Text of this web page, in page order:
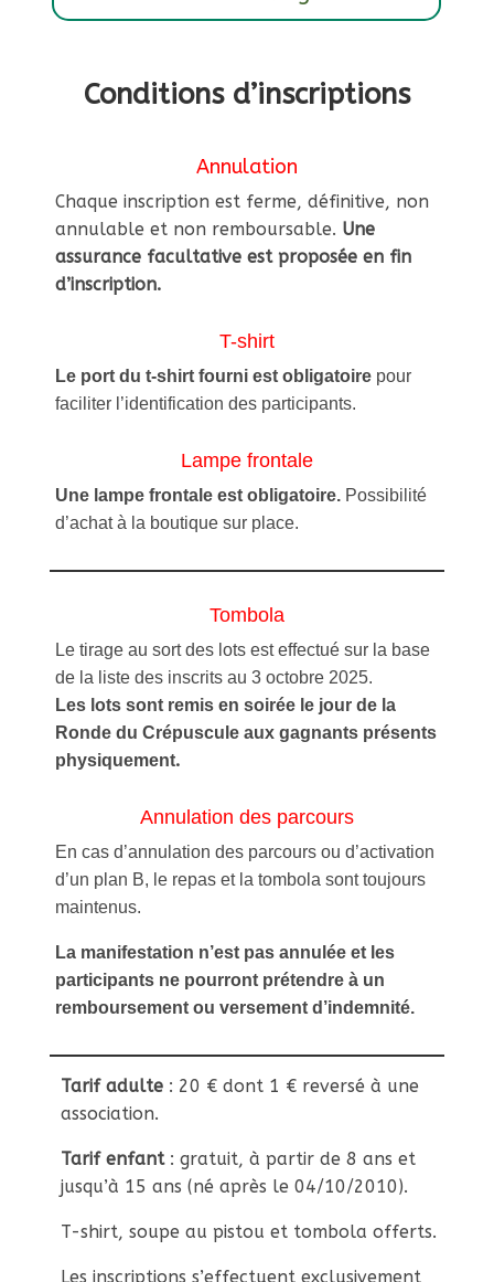
Conditions d’inscriptions
Annulation
Chaque inscription est ferme, définitive, non
annulable et non remboursable. Une
assurance facultative est proposée en fin
d’inscription.
T-shirt
Le port du t-shirt fourni est obligatoirepour
faciliter l’identification des participants.
Lampe frontale
Une lampe frontale est obligatoire.Possibilité
d’achat à la boutique sur place.
Tombola
Le tirage au sort des lots est effectué sur la base
de la liste des inscrits au 3 octobre 2025.
Les lots sont remis en soirée le jour de la
Ronde du Crépuscule aux gagnants présents
physiquement.
Annulation des parcours
En cas d’annulation des parcours ou d’activation
d’un plan B, le repas et la tombola sont toujours
maintenus.
La manifestation n’est pas annulée et les
participants ne pourront prétendre à un
remboursement ou versement d’indemnité.
Tarif adulte: 20 € dont 1 € reversé à une
association.
Tarif enfant: gratuit, à partir de 8 ans et
jusqu’à 15 ans (né après le 04/10/2010).
T-shirt, soupe au pistou et tombola offerts.
Les inscriptions s’effectuent exclusivement